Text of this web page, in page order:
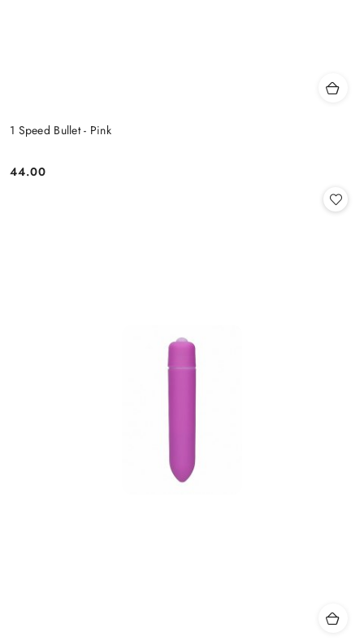
1 Speed Bullet - Pink
Cena:
44.00